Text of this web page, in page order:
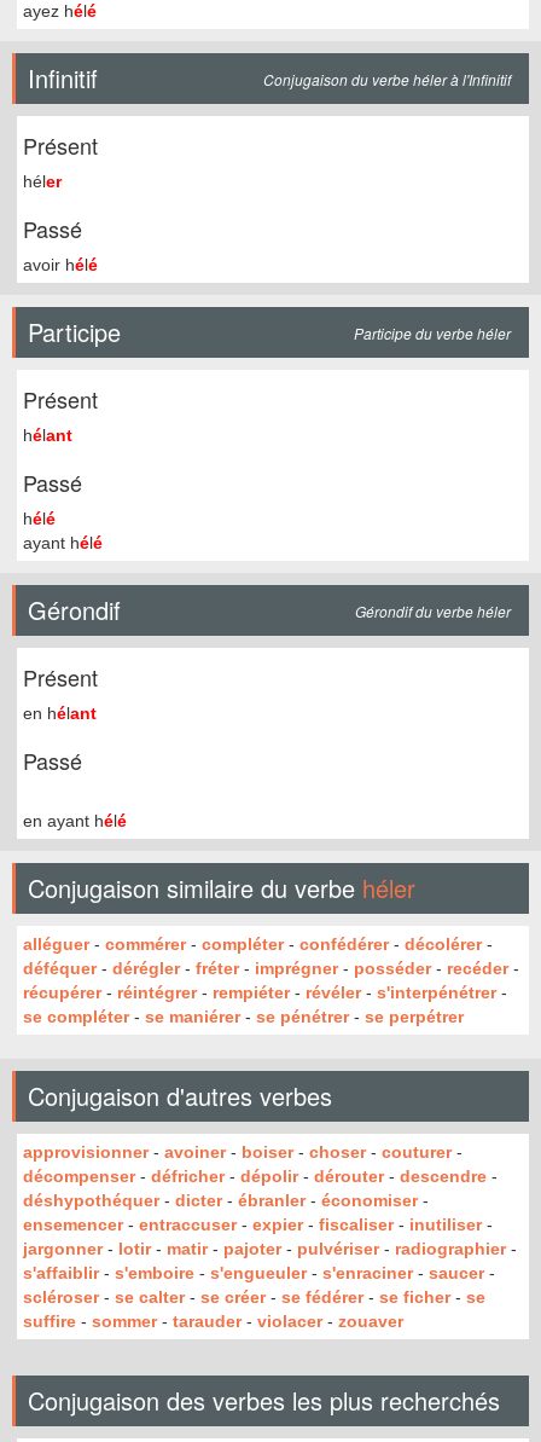
ayez hélé
Infinitif Conjugaison du verbe héler à l'Infinitif
Présent
héler
Passé
avoir hélé
Participe Participe du verbe héler
Présent
hélant
Passé
hélé
ayant hélé
Gérondif Gérondif du verbe héler
Présent
en hélant
Passé
en ayant hélé
Conjugaison similaire du verbe héler
alléguer- commérer- compléter- confédérer- décolérer-
déféquer- dérégler- fréter- imprégner- posséder- recéder-
récupérer- réintégrer- rempiéter- révéler- s'interpénétrer-
se compléter- se maniérer- se pénétrer- se perpétrer
Conjugaison d'autres verbes
approvisionner- avoiner- boiser- choser- couturer-
décompenser- défricher- dépolir- dérouter- descendre -
déshypothéquer- dicter- ébranler- économiser-
ensemencer- entraccuser- expier- fiscaliser- inutiliser-
jargonner- lotir- matir- pajoter- pulvériser- radiographier-
s'affaiblir- s'emboire - s'engueuler- s'enraciner- saucer-
scléroser- se calter- se créer- se fédérer- se ficher- se
suffire - sommer- tarauder- violacer- zouaver
Conjugaison des verbes les plus recherchés